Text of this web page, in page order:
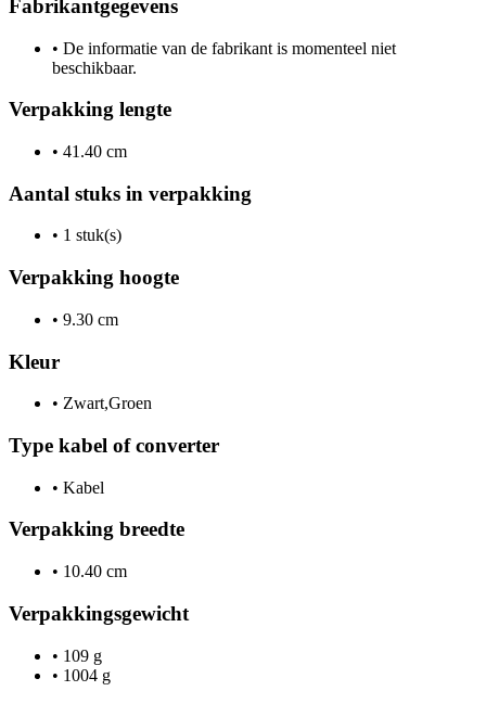
Fabrikantgegevens
• De informatie van de fabrikant is momenteel niet
beschikbaar.
Verpakking lengte
• 41.40 cm
Aantal stuks in verpakking
• 1 stuk(s)
Verpakking hoogte
• 9.30 cm
Kleur
• Zwart,Groen
Type kabel of converter
• Kabel
Verpakking breedte
• 10.40 cm
Verpakkingsgewicht
• 109 g
• 1004 g